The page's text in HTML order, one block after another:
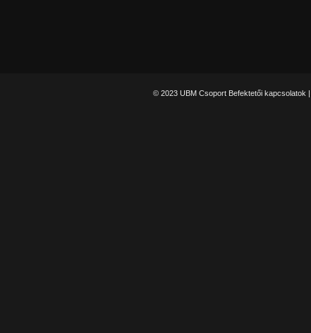
© 2023 UBM Csoport Befektetői kapcsolatok |